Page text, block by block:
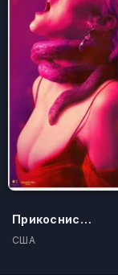
Прикоснись ко мне
США